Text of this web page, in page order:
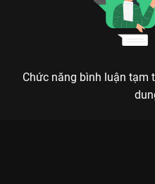
Chức năng bình luận tạm